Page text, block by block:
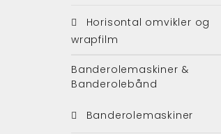
Horisontal omvikler og
wrapfilm
Banderolemaskiner &
Banderolebånd
Banderolemaskiner